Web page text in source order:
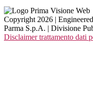
Copyright 2026 |
Parma S.p.A. | Divisione
Disclaimer trattamento dati